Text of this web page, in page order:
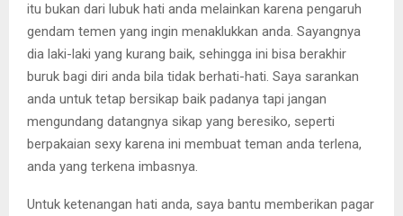
itu bukan dari lubuk hati anda melainkan karena pengaruh
gendam temen yang ingin menaklukkan anda. Sayangnya
dia laki-laki yang kurang baik, sehingga ini bisa berakhir
buruk bagi diri anda bila tidak berhati-hati. Saya sarankan
anda untuk tetap bersikap baik padanya tapi jangan
mengundang datangnya sikap yang beresiko, seperti
berpakaian sexy karena ini membuat teman anda terlena,
anda yang terkena imbasnya.
Untuk ketenangan hati anda, saya bantu memberikan pagar